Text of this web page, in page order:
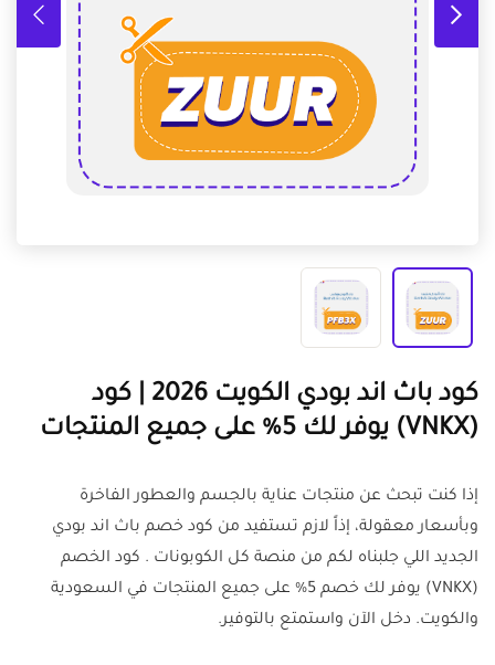
كود باث اند بودي الكويت 2026 | كود
(VNKX) يوفر لك 5% على جميع المنتجات
إذا كنت تبحث عن منتجات عناية بالجسم والعطور الفاخرة
وبأسعار معقولة، إذاً لازم تستفيد من كود خصم باث اند بودي
الجديد اللي جلبناه لكم من منصة كل الكوبونات . كود الخصم
(VNKX) يوفر لك خصم 5% على جميع المنتجات في السعودية
والكويت. دخل الآن واستمتع بالتوفير.